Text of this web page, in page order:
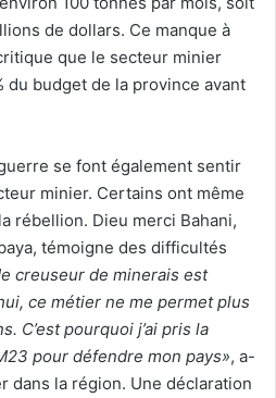
de dollars. Ce manque à
que le secteur minier
du budget de la province avant
se font également sentir
minier. Certains ont même
rébellion. Dieu merci Bahani,
témoigne des difficultés
creuseur de minerais est
ce métier ne me permet plus
C’est pourquoi j’ai pris la
pour défendre mon pays», a-
la région. Une déclaration